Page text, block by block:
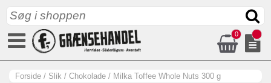
0
Forside / Slik / Chokolade / Milka Toffee Whole Nuts 300 g